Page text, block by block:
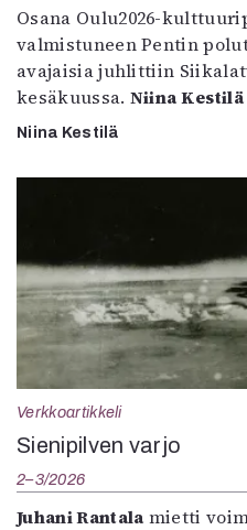
Osana Oulu2026-
valmistuneen Pentin
avajaisia juhlittiin
kesäkuussa. Niina Kestilä
Niina Kestilä
Verkkoartikkeli
Sienipilven varjo
2–3/2026
Juhani Rantala mietti